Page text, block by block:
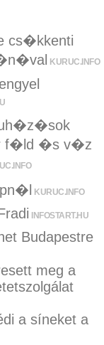
cs�kkenti
KURUC.INFO
f�ld �s v�z
KURUC.INFO
INFOSTART.HU
Budapestre
meg a
a síneket a